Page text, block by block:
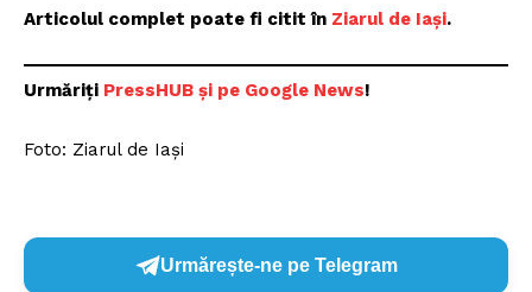
Articolul complet poate fi citit în Ziarul de Iași.
Urmăriți PressHUB și pe Google News!
Foto: Ziarul de Iași
Urmărește-ne pe Telegram